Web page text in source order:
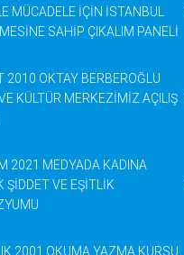
MÜCADELE İÇİN İSTANBUL
SAHİP ÇIKALIM PANELİ
2010 OKTAY BERBEROĞLU
KÜLTÜR MERKEZİMİZ AÇILIŞ
2021 MEDYADA KADINA
ŞİDDET VE EŞİTLİK
2001 OKUMA YAZMA KURSU